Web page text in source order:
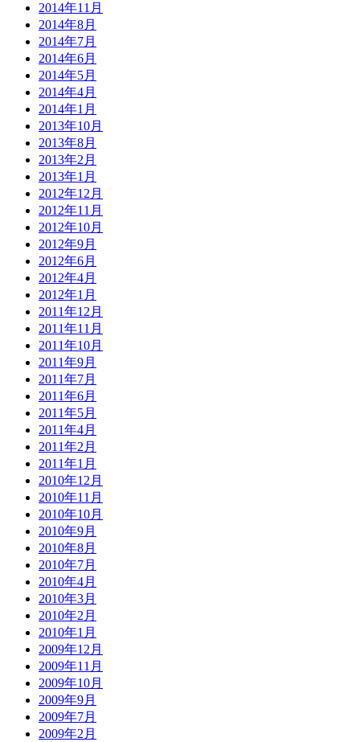
2014年11月
2014年8月
2014年7月
2014年6月
2014年5月
2014年4月
2014年1月
2013年10月
2013年8月
2013年2月
2013年1月
2012年12月
2012年11月
2012年10月
2012年9月
2012年6月
2012年4月
2012年1月
2011年12月
2011年11月
2011年10月
2011年9月
2011年7月
2011年6月
2011年5月
2011年4月
2011年2月
2011年1月
2010年12月
2010年11月
2010年10月
2010年9月
2010年8月
2010年7月
2010年4月
2010年3月
2010年2月
2010年1月
2009年12月
2009年11月
2009年10月
2009年9月
2009年7月
2009年2月